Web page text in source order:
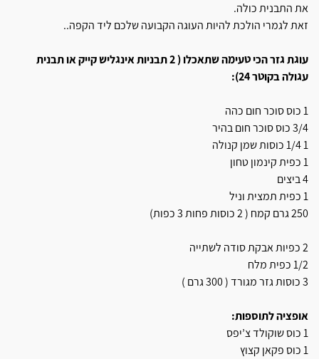
את התבנית כולה.
זאת לגמרי הולכת להיות העוגה הקבועה שלכם ליד הקפה..
עוגת גזר הכי טעימה שתאכלו ( 2 תבניות אינגליש קייק או תבנית
עגולה בקוטר 24):
1 כוס סוכר חום כהה
3/4 כוס סוכר חום בהיר
1 1/4 כוסות שמן קנולה
1 כפית קינמון טחון
4 ביצים
1 כפית תמצית וניל
250 גרם קמח ( 2 כוסות פחות 3 כפות)
2 כפיות אבקת סודה לשתייה
1/2 כפית מלח
3 כוסות גזר מגורד ( 300 גרם )
אופציה לתוספות:
1 כוס שוקולד צ’יפס
1 כוס פקאן קצוץ